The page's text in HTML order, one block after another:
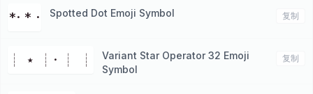
*· * · Spotted Dot Emoji Symbol 复制
┊ ⋆ ┊· ┊ ┊
Variant Star Operator 32 Emoji
Symbol
复制